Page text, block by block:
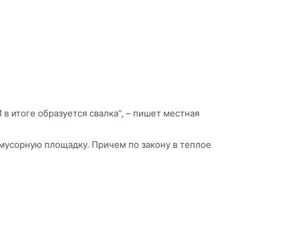
образуется свалка”, – пишет местная
площадку. Причем по закону в теплое